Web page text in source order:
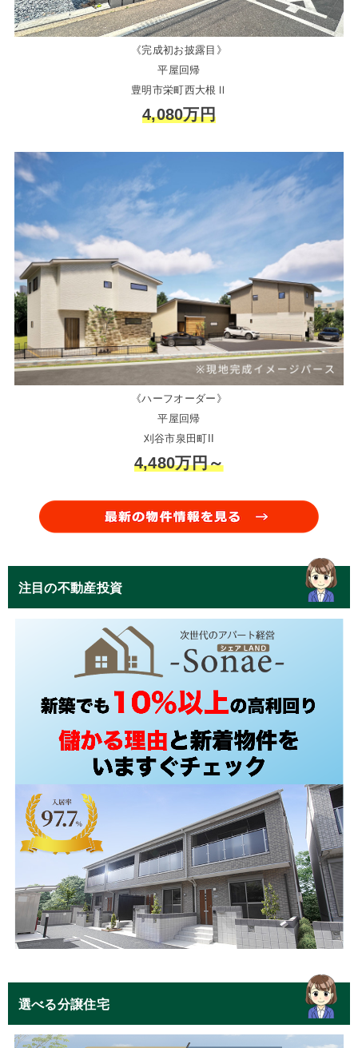
《完成初お披露目》
平屋回帰
豊明市栄町西大根Ⅱ
4,080万円
《ハーフオーダー》
平屋回帰
刈谷市泉田町II
4,480万円～
注目の不動産投資
選べる分譲住宅